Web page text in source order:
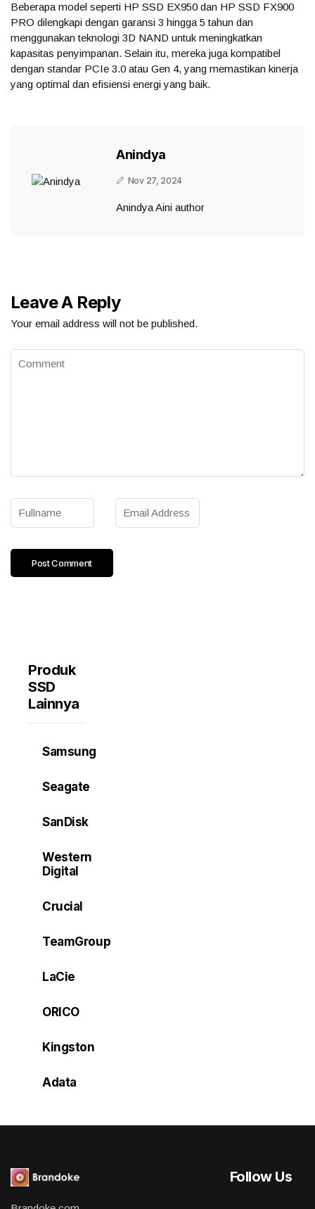
Beberapa model seperti HP SSD EX950 dan HP SSD FX900
PRO dilengkapi dengan garansi 3 hingga 5 tahun dan
menggunakan teknologi 3D NAND untuk meningkatkan
kapasitas penyimpanan. Selain itu, mereka juga kompatibel
dengan standar PCIe 3.0 atau Gen 4, yang memastikan kinerja
yang optimal dan efisiensi energi yang baik.
Anindya
Nov 27, 2024
Anindya Aini author
Leave A Reply
Your email address will not be published.
Produk
SSD
Lainnya
Samsung
Seagate
SanDisk
Western
Digital
Crucial
TeamGroup
LaCie
ORICO
Kingston
Adata
Follow Us